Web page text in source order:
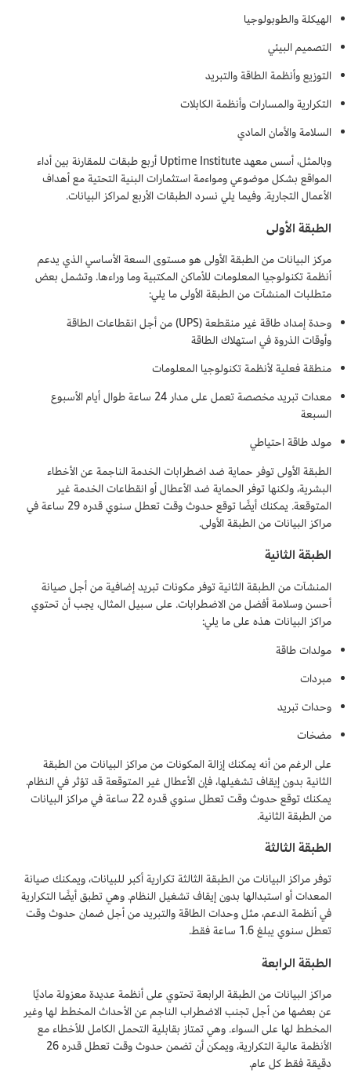
الهيكلة والطوبولوجيا
التصميم البيئي
التوزيع وأنظمة الطاقة والتبريد
التكرارية والمسارات وأنظمة الكابلات
السلامة والأمان المادي
وبالمثل، أسس معهد Uptime Institute أربع طبقات للمقارنة بين أداء
المواقع بشكل موضوعي ومواءمة استثمارات البنية التحتية مع أهداف
الأعمال التجارية. وفيما يلي نسرد الطبقات الأربع لمراكز البيانات.
الطبقة الأولى
مركز البيانات من الطبقة الأولى هو مستوى السعة الأساسي الذي يدعم
أنظمة تكنولوجيا المعلومات للأماكن المكتبية وما وراءها. وتشمل بعض
متطلبات المنشآت من الطبقة الأولى ما يلي:
وحدة إمداد طاقة غير منقطعة (UPS) من أجل انقطاعات الطاقة
وأوقات الذروة في استهلاك الطاقة
منطقة فعلية لأنظمة تكنولوجيا المعلومات
معدات تبريد مخصصة تعمل على مدار 24 ساعة طوال أيام الأسبوع
السبعة
مولد طاقة احتياطي
الطبقة الأولى توفر حماية ضد اضطرابات الخدمة الناجمة عن الأخطاء
البشرية، ولكنها توفر الحماية ضد الأعطال أو انقطاعات الخدمة غير
المتوقعة. يمكنك أيضًا توقع حدوث وقت تعطل سنوي قدره 29 ساعة في
مراكز البيانات من الطبقة الأولى.
الطبقة الثانية
المنشآت من الطبقة الثانية توفر مكونات تبريد إضافية من أجل صيانة
أحسن وسلامة أفضل من الاضطرابات. على سبيل المثال، يجب أن تحتوي
مراكز البيانات هذه على ما يلي:
مولدات طاقة
مبردات
وحدات تبريد
مضخات
على الرغم من أنه يمكنك إزالة المكونات من مراكز البيانات من الطبقة
الثانية بدون إيقاف تشغيلها، فإن الأعطال غير المتوقعة قد تؤثر في النظام.
يمكنك توقع حدوث وقت تعطل سنوي قدره 22 ساعة في مراكز البيانات
من الطبقة الثانية.
الطبقة الثالثة
توفر مراكز البيانات من الطبقة الثالثة تكرارية أكبر للبيانات، ويمكنك صيانة
المعدات أو استبدالها بدون إيقاف تشغيل النظام. وهي تطبق أيضًا التكرارية
في أنظمة الدعم، مثل وحدات الطاقة والتبريد من أجل ضمان حدوث وقت
تعطل سنوي يبلغ 1.6 ساعة فقط.
الطبقة الرابعة
مراكز البيانات من الطبقة الرابعة تحتوي على أنظمة عديدة معزولة ماديًا
عن بعضها من أجل تجنب الاضطراب الناجم عن الأحداث المخطط لها وغير
المخطط لها على السواء. وهي تمتاز بقابلية التحمل الكامل للأخطاء مع
الأنظمة عالية التكرارية، ويمكن أن تضمن حدوث وقت تعطل قدره 26
دقيقة فقط كل عام.